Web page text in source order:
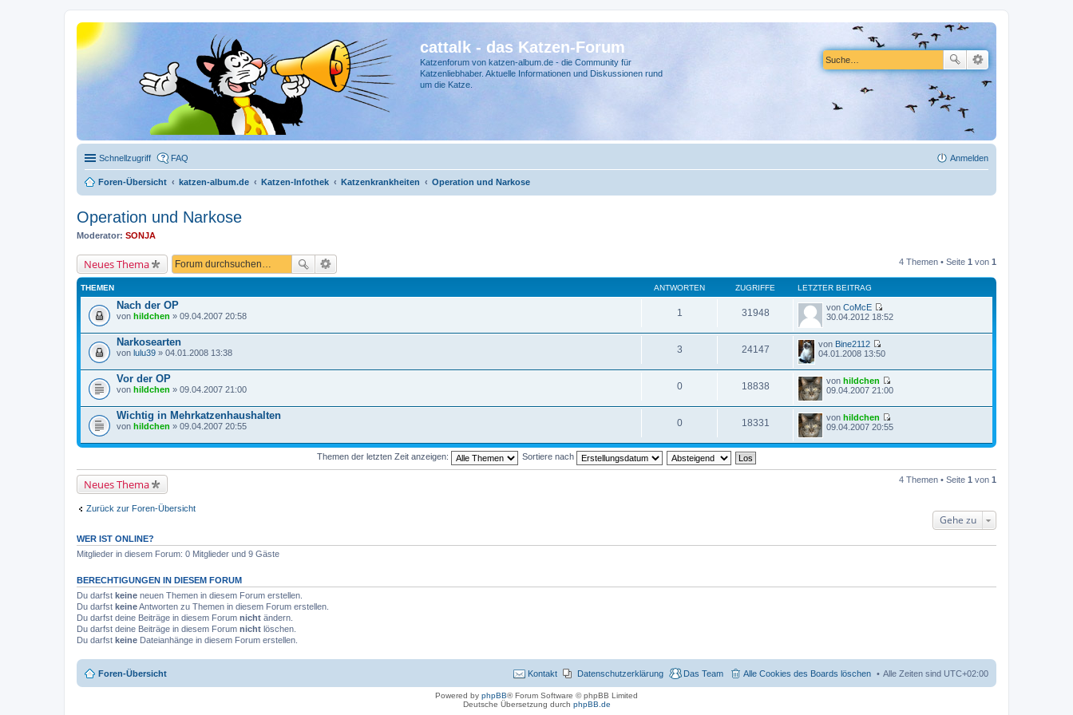
cattalk - das Katzen-Forum
Katzenforum von katzen-album.de - die Community für
Katzenliebhaber. Aktuelle Informationen und Diskussionen rund
um die Katze.
Schnellzugriff FAQ Anmelden
Foren-Übersicht katzen-album.de Katzen-Infothek Katzenkrankheiten Operation und Narkose
Operation und Narkose
Moderator: SONJA
Neues Thema 4 Themen • Seite 1 von 1
THEMEN ANTWORTEN ZUGRIFFE LETZTER BEITRAG
Nach der OP
von hildchen » 09.04.2007 20:58 1 31948 von CoMcE
N
u
s
e
r
B
i
t
r
g
30.04.2012 18:52
Narkosearten
von lulu39 » 04.01.2008 13:38 3 24147 von Bine2112
N
u
e
s
e
r
B
i
04.01.2008 13:50
Vor der OP
von hildchen » 09.04.2007 21:00 0 18838 von hildchen
N
u
s
e
09.04.2007 21:00
Wichtig in Mehrkatzenhaushalten
von hildchen » 09.04.2007 20:55 0 18331 von hildchen
N
u
t
09.04.2007 20:55
Themen der letzten Zeit anzeigen: Sortiere nach
Neues Thema 4 Themen • Seite 1 von 1
Zurück zur Foren-Übersicht
Gehe zu
WER IST ONLINE?
Mitglieder in diesem Forum: 0 Mitglieder und 9 Gäste
BERECHTIGUNGEN IN DIESEM FORUM
Du darfst keine neuen Themen in diesem Forum erstellen.
Du darfst keineAntworten zu Themen in diesem Forum erstellen.
Du darfst deine Beiträge in diesem Forum nicht ändern.
Du darfst deine Beiträge in diesem Forum nicht löschen.
Du darfst keine Dateianhänge in diesem Forum erstellen.
Foren-Übersicht Alle Zeiten sind UTC+02:00
Alle Cookies des Boards löschen
Das Team
Datenschutzerklärung
Kontakt
Powered by phpBB® Forum Software © phpBB Limited
Deutsche Übersetzung durch phpBB.de